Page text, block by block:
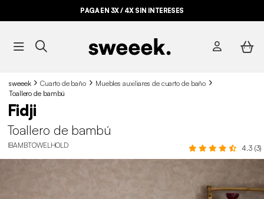
PAGA EN 3X / 4X SIN INTERESES
sweeek Cuarto de baño
Muebles auxiliares de cuarto de baño
Toallero de bambú
Fidji
Toallero de bambú
IBAMBTOWELHOLD 4.3 (3)